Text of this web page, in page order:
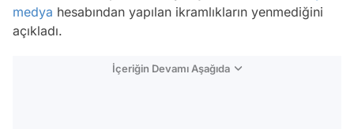
medya hesabından yapılan ikramlıkların yenmediğini
açıkladı.
İçeriğin Devamı Aşağıda